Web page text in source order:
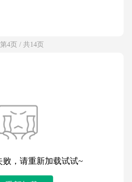
第4页 / 共14页
败，请重新加载试试~